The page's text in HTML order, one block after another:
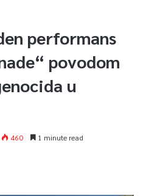
performans
povodom
u
460 1 minute read